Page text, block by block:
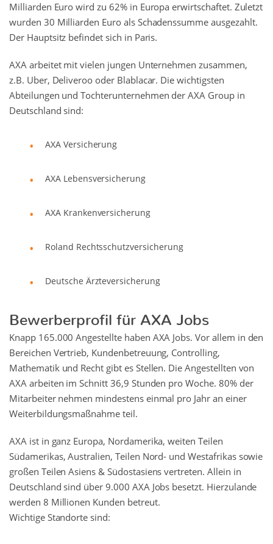
Milliarden Euro wird zu 62% in Europa erwirtschaftet. Zuletzt
wurden 30 Milliarden Euro als Schadenssumme ausgezahlt.
Der Hauptsitz befindet sich in Paris.
AXA arbeitet mit vielen jungen Unternehmen zusammen,
z.B. Uber, Deliveroo oder Blablacar. Die wichtigsten
Abteilungen und Tochterunternehmen der AXA Group in
Deutschland sind:
AXA Versicherung
AXA Lebensversicherung
AXA Krankenversicherung
Roland Rechtsschutzversicherung
Deutsche Ärzteversicherung
Bewerberprofil für AXA Jobs
Knapp 165.000 Angestellte haben AXA Jobs. Vor allem in den
Bereichen Vertrieb, Kundenbetreuung, Controlling,
Mathematik und Recht gibt es Stellen. Die Angestellten von
AXA arbeiten im Schnitt 36,9 Stunden pro Woche. 80% der
Mitarbeiter nehmen mindestens einmal pro Jahr an einer
Weiterbildungsmaßnahme teil.
AXA ist in ganz Europa, Nordamerika, weiten Teilen
Südamerikas, Australien, Teilen Nord- und Westafrikas sowie
großen Teilen Asiens & Südostasiens vertreten. Allein in
Deutschland sind über 9.000 AXA Jobs besetzt. Hierzulande
werden 8 Millionen Kunden betreut.
Wichtige Standorte sind: